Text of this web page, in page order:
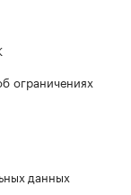
ограничениях
данных